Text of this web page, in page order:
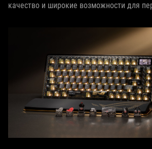
качество и широкие возможности для